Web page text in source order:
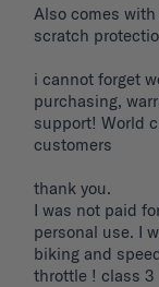
Also comes
scratch
i cannot forget
purchasing,
support! World
customers
thank you.
I was not paid
personal use. I
biking and
throttle ! class 3